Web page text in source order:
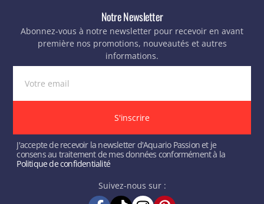
Notre Newsletter
Abonnez-vous à notre newsletter pour recevoir en avant
première nos promotions, nouveautés et autres
informations.
J'accepte de recevoir la newsletter d'Aquario Passion et je
consens au traitement de mes données conformément à la
Politique de confidentialité
S'inscrire
Suivez-nous sur :